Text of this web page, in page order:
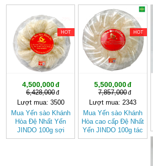
HOT
4,500,000
6,428,000
Lượt mua: 3500
Mua Yến sào Khánh
Hòa Đệ Nhất Yến
JINDO 100g sợi
ngắn tác dụng tốt
-29%
HOT
5,500,000
7,857,000
Lượt mua: 2343
Mua Yến sào Khánh
Hòa cao cấp Đệ Nhất
Yến JINDO 100g tác
dụng tốt cho sức